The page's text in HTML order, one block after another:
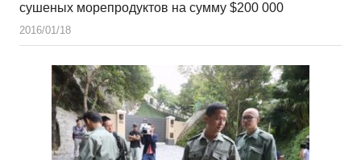
сушеных морепродуктов на сумму $200 000
2016/01/18